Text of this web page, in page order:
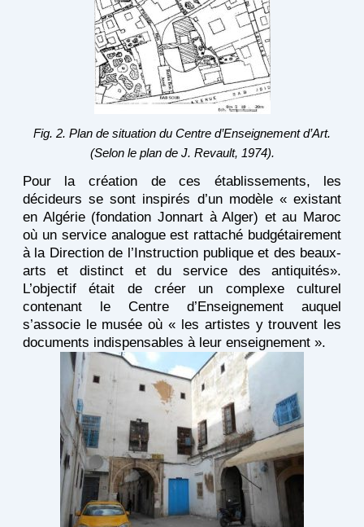
Fig. 2. Plan de situation du Centre d’Enseignement d’Art.
(Selon le plan de J. Revault, 1974).
Pour la création de ces établissements, les
décideurs se sont inspirés d’un modèle « existant
en Algérie (fondation Jonnart à Alger) et au Maroc
où un service analogue est rattaché budgétairement
à la Direction de l’Instruction publique et des beaux-
arts et distinct et du service des antiquités».
L’objectif était de créer un complexe culturel
contenant le Centre d’Enseignement auquel
s’associe le musée où « les artistes y trouvent les
documents indispensables à leur enseignement ».